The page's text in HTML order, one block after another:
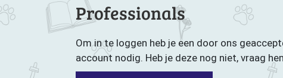
Professionals
Om in te loggen heb je een door ons
account nodig. Heb je deze nog niet, vraag